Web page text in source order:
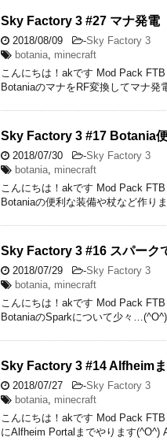
Sky Factory 3 #27 マナ発電
2018/08/09 -Sky Factory 3
botania, minecraft
こんにちは！akです Mod Pack
BotaniaのマナをRF変換してマナ
Sky Factory 3 #17 Botania
2018/07/30 -Sky Factory 3
botania, minecraft
こんにちは！akです Mod Pack
Botaniaの便利な装備や杖など作り
Sky Factory 3 #16 スパーク
2018/07/29 -Sky Factory 3
botania, minecraft
こんにちは！akです Mod Pack
BotaniaのSparkについて少々
Sky Factory 3 #14 Alfheim
2018/07/27 -Sky Factory 3
botania, minecraft
こんにちは！akです Mod Pack
にAlfheim Portalまでやります(^O^)